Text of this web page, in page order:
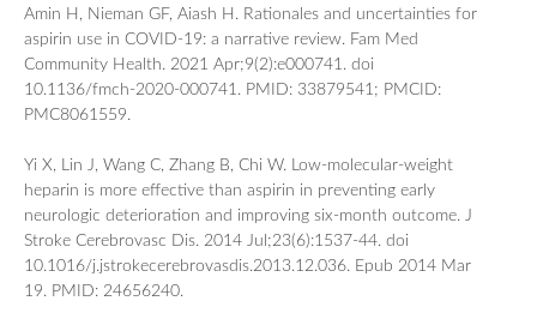
Amin H, Nieman GF, Aiash H. Rationales and uncertainties for
aspirin use in COVID-19: a narrative review. Fam Med
Community Health. 2021 Apr;9(2):e000741. doi
10.1136/fmch-2020-000741. PMID: 33879541; PMCID:
PMC8061559.
Yi X, Lin J, Wang C, Zhang B, Chi W. Low-molecular-weight
heparin is more effective than aspirin in preventing early
neurologic deterioration and improving six-month outcome. J
Stroke Cerebrovasc Dis. 2014 Jul;23(6):1537-44. doi
10.1016/j.jstrokecerebrovasdis.2013.12.036. Epub 2014 Mar
19. PMID: 24656240.